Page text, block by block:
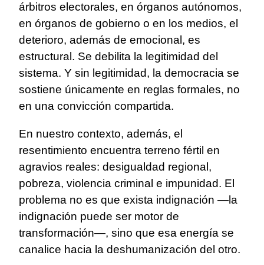
árbitros electorales, en órganos autónomos,
en órganos de gobierno o en los medios, el
deterioro, además de emocional, es
estructural. Se debilita la legitimidad del
sistema. Y sin legitimidad, la democracia se
sostiene únicamente en reglas formales, no
en una convicción compartida.
En nuestro contexto, además, el
resentimiento encuentra terreno fértil en
agravios reales: desigualdad regional,
pobreza, violencia criminal e impunidad. El
problema no es que exista indignación —la
indignación puede ser motor de
transformación—, sino que esa energía se
canalice hacia la deshumanización del otro.